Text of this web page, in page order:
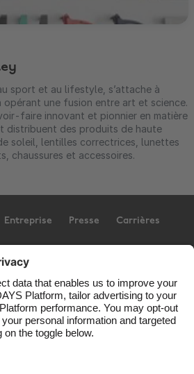
sport et au lifestyle, s’attache à
opérant une fusion entre art et science.
faire innovant et pionnier en matière
distribuent des produits de haute
soleil, lentilles correctrices, lunettes
chaussures et accessoires.
Entreprise Presse Carrières